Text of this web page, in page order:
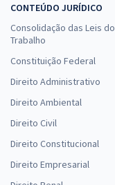
CONTEÚDO JURÍDICO
Consolidação das Leis do
Trabalho
Constituição Federal
Direito Administrativo
Direito Ambiental
Direito Civil
Direito Constitucional
Direito Empresarial